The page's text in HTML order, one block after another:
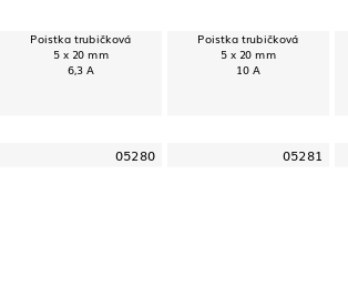
Poistka trubičková
5 x 20 mm
6,3 A
Poistka trubičková
5 x 20 mm
10 A
05280 05281